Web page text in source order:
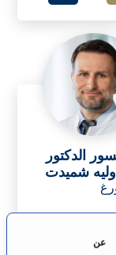
عن
الدكتور
شميدت
إلى